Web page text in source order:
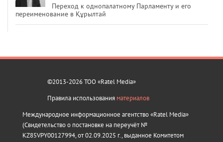
Переход к однопалатному Парламенту и его
переименование в Құрылтай
©2013-2026 ТОО «Ratel Media»
Правила использования материалов
Международное информационное агентство «Ratel Media»
(Свидетельство о постановке на переучёт №
KZ85VPY00127994, от 02.09.2025 г., выданное Комитетом